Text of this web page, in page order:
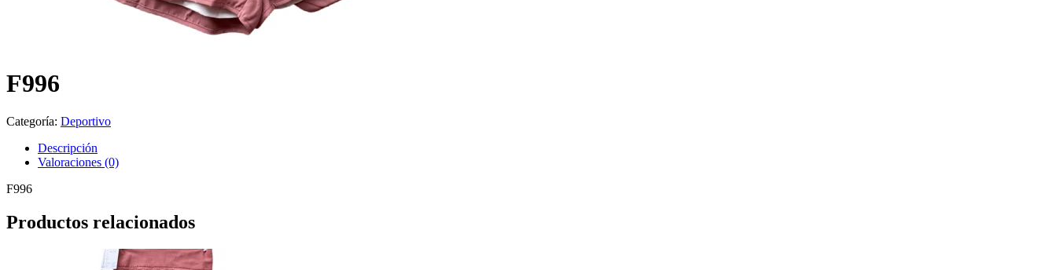
F996
Categoría: Deportivo
Descripción
Valoraciones (0)
F996
Productos relacionados